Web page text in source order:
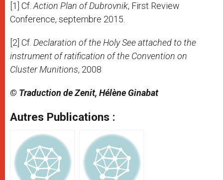
[1] Cf.Action Plan of Dubrovnik, First Review
Conference, septembre 2015.
[2] Cf. Declaration of the Holy See attached to the
instrument of ratification of the Convention on
Cluster Munitions, 2008
© Traduction de Zenit, Hélène Ginabat
Autres Publications :